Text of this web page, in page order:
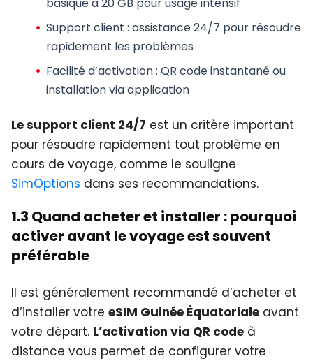
basique à 20 GB pour usage intensif
Support client : assistance 24/7 pour résoudre
rapidement les problèmes
Facilité d’activation: QR code instantané ou
installation via application
Le support client 24/7 est un critère important
pour résoudre rapidement tout problème en
cours de voyage, comme le souligne
SimOptions dans ses recommandations.
1.3 Quand acheter et installer : pourquoi
activer avant le voyage est souvent
préférable
Il est généralement recommandé d’acheter et
d’installer votre eSIM Guinée Équatoriale avant
votre départ. L’activation via QR code à
distance vous permet de configurer votre